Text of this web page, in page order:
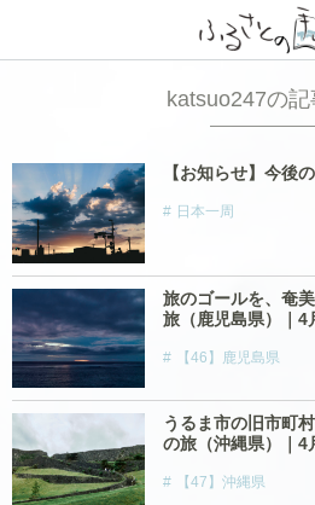
katsuo247の
【お知らせ】今後
日本一周
旅のゴールを、奄
旅（鹿児島県）｜4
【46】鹿児島県
うるま市の旧市町
の旅（沖縄県）｜4
【47】沖縄県